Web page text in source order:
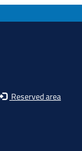
Reserved area